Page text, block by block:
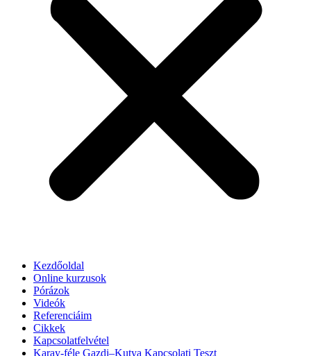
Kezdőoldal
Online kurzusok
Pórázok
Videók
Referenciáim
Cikkek
Kapcsolatfelvétel
Karay-féle Gazdi–Kutya Kapcsolati Teszt